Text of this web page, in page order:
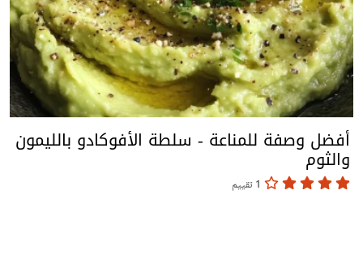
أفضل وصفة للمناعة - سلطة الأفوكادو بالليمون
والثوم
1 تقييم